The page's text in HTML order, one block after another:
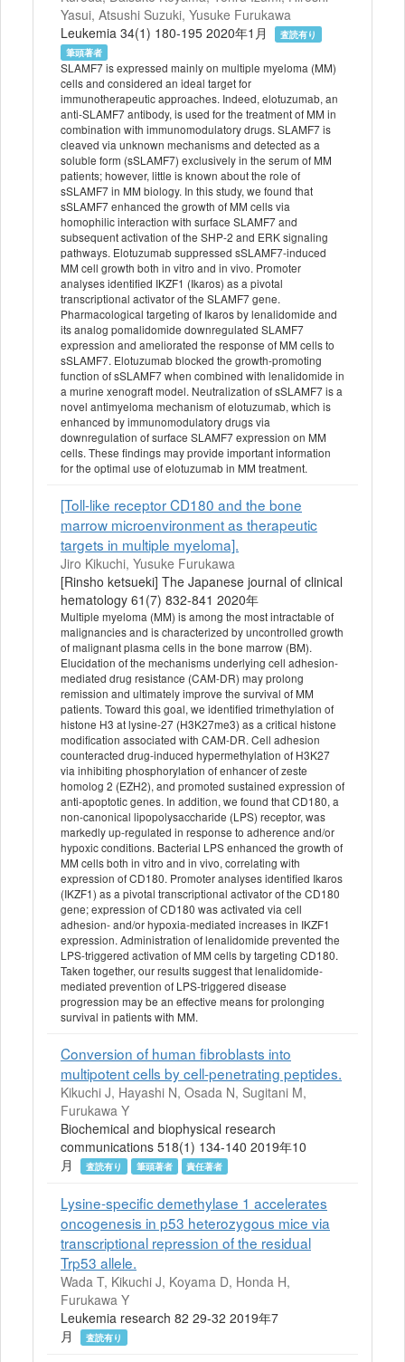
Yasui, Atsushi Suzuki, Yusuke Furukawa
Leukemia 34(1) 180-195 2020年1月
査読有り
筆頭著者
SLAMF7 is expressed mainly on multiple myeloma (MM)
cells and considered an ideal target for
immunotherapeutic approaches. Indeed, elotuzumab, an
anti-SLAMF7 antibody, is used for the treatment of MM in
combination with immunomodulatory drugs. SLAMF7 is
cleaved via unknown mechanisms and detected as a
soluble form (sSLAMF7) exclusively in the serum of MM
patients; however, little is known about the role of
sSLAMF7 in MM biology. In this study, we found that
sSLAMF7 enhanced the growth of MM cells via
homophilic interaction with surface SLAMF7 and
subsequent activation of the SHP-2 and ERK signaling
pathways. Elotuzumab suppressed sSLAMF7-induced
MM cell growth both in vitro and in vivo. Promoter
analyses identified IKZF1 (Ikaros) as a pivotal
transcriptional activator of the SLAMF7 gene.
Pharmacological targeting of Ikaros by lenalidomide and
its analog pomalidomide downregulated SLAMF7
expression and ameliorated the response of MM cells to
sSLAMF7. Elotuzumab blocked the growth-promoting
function of sSLAMF7 when combined with lenalidomide in
a murine xenograft model. Neutralization of sSLAMF7 is a
novel antimyeloma mechanism of elotuzumab, which is
enhanced by immunomodulatory drugs via
downregulation of surface SLAMF7 expression on MM
cells. These findings may provide important information
for the optimal use of elotuzumab in MM treatment.
[Toll-like receptor CD180 and the bone
marrow microenvironment as therapeutic
targets in multiple myeloma].
Jiro Kikuchi, Yusuke Furukawa
[Rinsho ketsueki] The Japanese journal of clinical
hematology 61(7) 832-841 2020年
Multiple myeloma (MM) is among the most intractable of
malignancies and is characterized by uncontrolled growth
of malignant plasma cells in the bone marrow (BM).
Elucidation of the mechanisms underlying cell adhesion-
mediated drug resistance (CAM-DR) may prolong
remission and ultimately improve the survival of MM
patients. Toward this goal, we identified trimethylation of
histone H3 at lysine-27 (H3K27me3) as a critical histone
modification associated with CAM-DR. Cell adhesion
counteracted drug-induced hypermethylation of H3K27
via inhibiting phosphorylation of enhancer of zeste
homolog 2 (EZH2), and promoted sustained expression of
anti-apoptotic genes. In addition, we found that CD180, a
non-canonical lipopolysaccharide (LPS) receptor, was
markedly up-regulated in response to adherence and/or
hypoxic conditions. Bacterial LPS enhanced the growth of
MM cells both in vitro and in vivo, correlating with
expression of CD180. Promoter analyses identified Ikaros
(IKZF1) as a pivotal transcriptional activator of the CD180
gene; expression of CD180 was activated via cell
adhesion- and/or hypoxia-mediated increases in IKZF1
expression. Administration of lenalidomide prevented the
LPS-triggered activation of MM cells by targeting CD180.
Taken together, our results suggest that lenalidomide-
mediated prevention of LPS-triggered disease
progression may be an effective means for prolonging
survival in patients with MM.
Conversion of human fibroblasts into
multipotent cells by cell-penetrating peptides.
Kikuchi J, Hayashi N, Osada N, Sugitani M,
Furukawa Y
Biochemical and biophysical research
communications 518(1) 134-140 2019年10
月
査読有り 筆頭著者 責任著者
Lysine-specific demethylase 1 accelerates
oncogenesis in p53 heterozygous mice via
transcriptional repression of the residual
Trp53 allele.
Wada T, Kikuchi J, Koyama D, Honda H,
Furukawa Y
Leukemia research 82 29-32 2019年7
月
査読有り